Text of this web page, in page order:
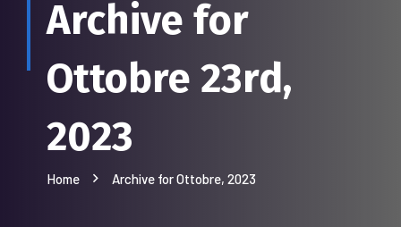
Archive for
Ottobre 23rd,
2023
Home Archive for Ottobre, 2023